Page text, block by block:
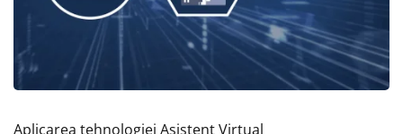
Aplicarea tehnologiei Asistent Virtual